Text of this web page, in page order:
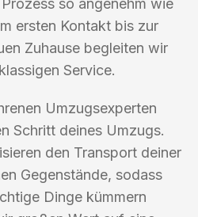
so angenehm wie
ersten Kontakt bis zur
Zuhause begleiten wir
Service.
Umzugsexperten
Schritt deines Umzugs.
den Transport deiner
Gegenstände, sodass
Dinge kümmern